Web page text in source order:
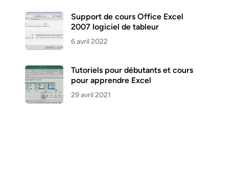
Support de cours Office Excel
2007 logiciel de tableur
6 avril 2022
Tutoriels pour débutants et cours
pour apprendre Excel
29 avril 2021